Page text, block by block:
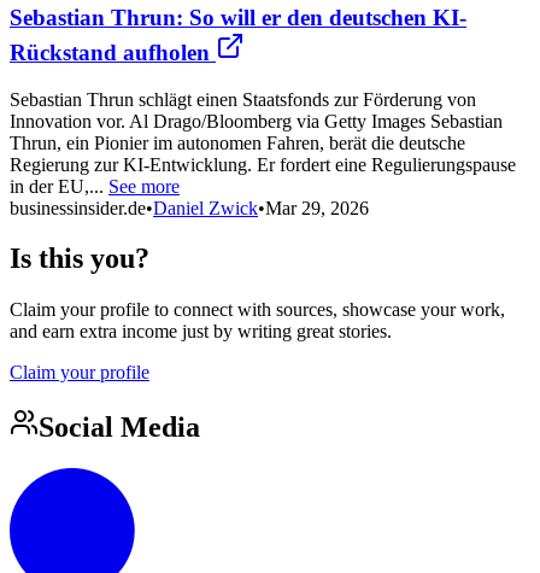
Sebastian Thrun: So will er den deutschen KI-
Rückstand aufholen
Sebastian Thrun schlägt einen Staatsfonds zur Förderung von
Innovation vor. Al Drago/Bloomberg via Getty Images Sebastian
Thrun, ein Pionier im autonomen Fahren, berät die deutsche
Regierung zur KI-Entwicklung. Er fordert eine Regulierungspause
in der EU,... See more
businessinsider.de•Daniel Zwick•Mar 29, 2026
Is this you?
Claim your profile to connect with sources, showcase your work,
and earn extra income just by writing great stories.
Claim your profile
Social Media